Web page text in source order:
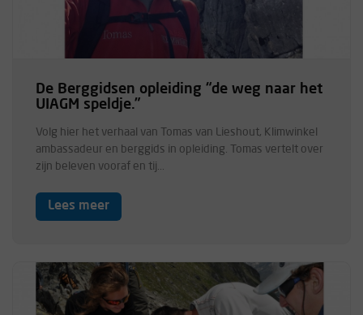
De Berggidsen opleiding “de weg naar het
UIAGM speldje.”
Volg hier het verhaal van Tomas van Lieshout, Klimwinkel
ambassadeur en berggids in opleiding. Tomas vertelt over
zijn beleven vooraf en tij...
Lees meer